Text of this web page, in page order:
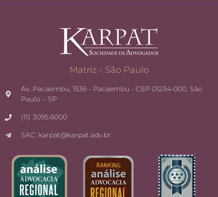
Matriz - São Paulo
Av. Pacaembu, 1536 - Pacaembu - CEP 01234-000, São
Paulo – SP
(11) 3095.6000
SAC: karpat@karpat.adv.br